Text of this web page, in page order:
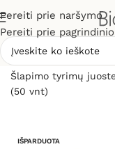
Pereiti prie naršymo
Pereiti prie
Šlapimo tyrimų
(50 vnt)
IŠPARDUOTA